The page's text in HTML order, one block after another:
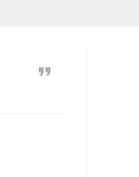
Цитата